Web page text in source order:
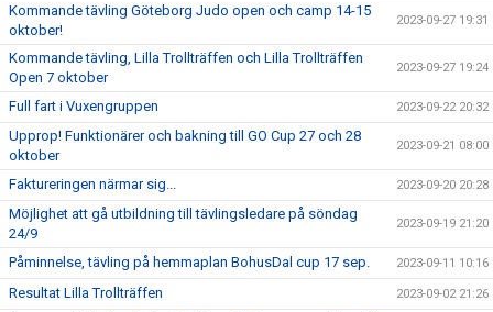
Kommande tävling Göteborg Judo open och camp 14-15
oktober!
2023-09-27 19:31
Kommande tävling, Lilla Trollträffen och Lilla Trollträffen
Open 7 oktober
2023-09-27 19:24
Full fart i Vuxengruppen 2023-09-22 20:32
Upprop! Funktionärer och bakning till GO Cup 27 och 28
oktober
2023-09-21 08:00
Faktureringen närmar sig... 2023-09-20 20:28
Möjlighet att gå utbildning till tävlingsledare på söndag
24/9
2023-09-19 21:20
Påminnelse, tävling på hemmaplan BohusDal cup 17 sep. 2023-09-11 10:16
Resultat Lilla Trollträffen 2023-09-02 21:26